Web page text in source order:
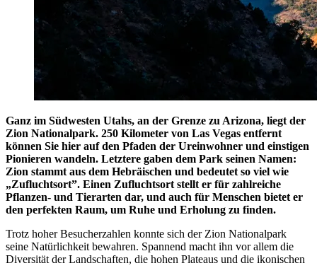
Ganz im Südwesten Utahs, an der Grenze zu Arizona, liegt der
Zion Nationalpark. 250 Kilometer von Las Vegas entfernt
können Sie hier auf den Pfaden der Ureinwohner und einstigen
Pionieren wandeln. Letztere gaben dem Park seinen Namen:
Zion stammt aus dem Hebräischen und bedeutet so viel wie
„Zufluchtsort”. Einen Zufluchtsort stellt er für zahlreiche
Pflanzen- und Tierarten dar, und auch für Menschen bietet er
den perfekten Raum, um Ruhe und Erholung zu finden.
Trotz hoher Besucherzahlen konnte sich der Zion Nationalpark
seine Natürlichkeit bewahren. Spannend macht ihn vor allem die
Diversität der Landschaften, die hohen Plateaus und die ikonischen